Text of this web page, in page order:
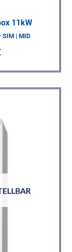
11kW
SIM | MID